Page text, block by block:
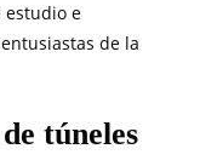
estudio e
de la
túneles